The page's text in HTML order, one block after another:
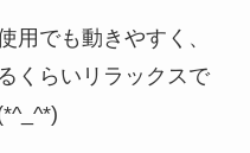
用でも動きやすく、
くらいリラックスで